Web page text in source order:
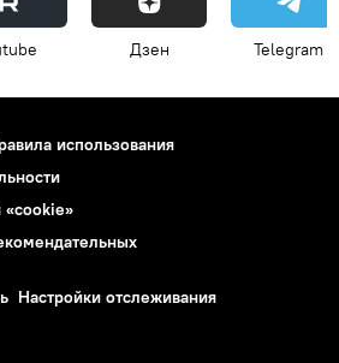
Дзен Telegram
использования
«cookie»
Настройки отслеживания